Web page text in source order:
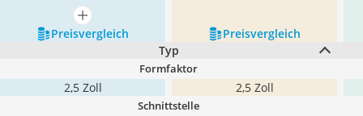
mehr anzeigen
Preis­vergleich
Preis­vergleich
Typ
Formfaktor
2,5 Zoll 2,5 Zoll
Schnittstelle